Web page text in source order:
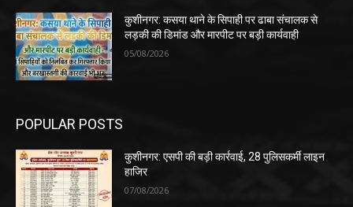
कुशीनगर: कसया थाने के सिपाही पर ढाबा संचालक से
लड़की की डिमांड और मारपीट पर बड़ी कार्यवाही
05/08/2026
POPULAR POSTS
कुशीनगर: एसपी की बड़ी कार्रवाई, 28 पुलिसकर्मी लाइन
हाजिर
07/08/2026